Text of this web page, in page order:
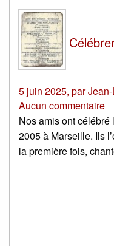
5 juin 2025, par
Aucun commentaire
Nos amis ont
2005 à Marseille. Ils
la première fois,